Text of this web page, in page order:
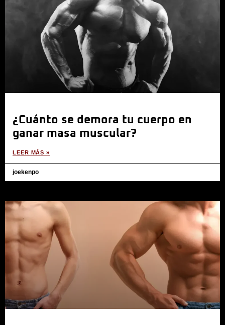
¿Cuánto se demora tu cuerpo en
ganar masa muscular?
LEER MÁS »
joekenpo